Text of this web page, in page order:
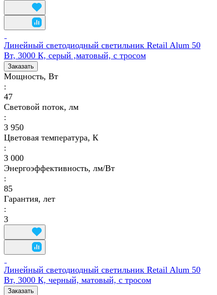
Линейный светодиодный светильник Retail Alum 50
Вт, 3000 К, серый ,матовый, с тросом
Заказать
Мощность, Вт
:
47
Световой поток, лм
:
3 950
Цветовая температура, К
:
3 000
Энергоэффективность, лм/Вт
:
85
Гарантия, лет
:
3
Линейный светодиодный светильник Retail Alum 50
Вт, 3000 К, черный, матовый, с тросом
Заказать